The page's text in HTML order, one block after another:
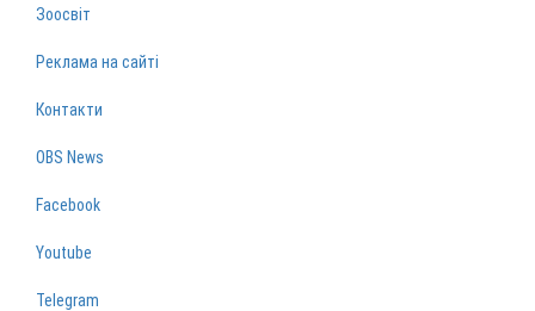
Зоосвіт
Реклама на сайті
Контакти
OBS News
Facebook
Youtube
Telegram